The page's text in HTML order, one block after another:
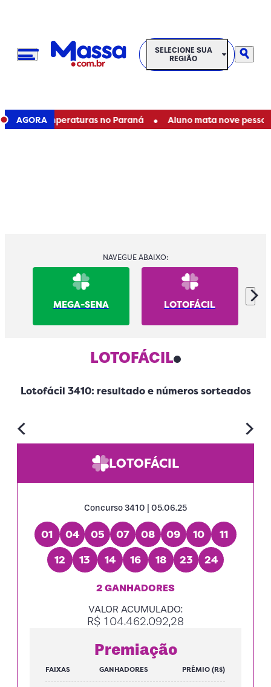
SELECIONE SUA REGIÃO
SELECIONE SUA
REGIÃO
AGORA
temperaturas no Paraná • Aluno mata nove pessoas
NAVEGUE ABAIXO:
MEGA-SENA LOTOFÁCIL
LOTOFÁCIL
Lotofácil 3410: resultado e números sorteados
LOTOFÁCIL
Concurso 3410 | 05.06.25
01 04 05 07 08 09 10
11
12
13 14 16 18 23 24
2 GANHADORES
VALOR ACUMULADO:
R$ 104.462.092,28
Premiação
FAIXAS GANHADORES PRÊMIO (R$)